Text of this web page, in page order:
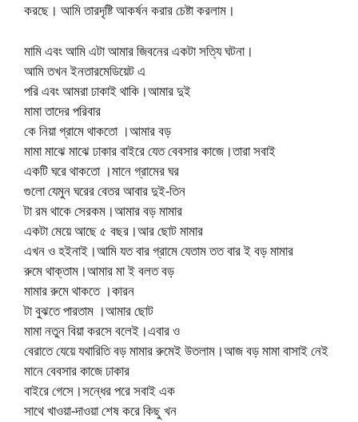
করছে। আমি তারদৃষ্টি আকর্ষন করার চেষ্টা করলাম।
মামি এবং আমি এটা আমার জিবনের একটা সত্যি ঘটনা।
আমি তখন ইনতারমেডিয়েট এ
পরি এবং আমরা ঢাকাই থাকি।আমার দুই
মামা তাদের পরিবার
কে নিয়া গ্রামে থাকতো ।আমার বড়
মামা মাঝে মাঝে ঢাকার বাইরে যেত বেবসার কাজে।তারা সবাই
একটি ঘরে থাকতো ।মানে গ্রামের ঘর
গুলো যেমুন ঘরের বেতর আবার দুই-তিন
টা রম থাকে সেরকম।আমার বড় মামার
একটা মেয়ে আছে ৫ বছর।আর ছোট মামার
এখন ও হইনাই।আমি যত বার গ্রামে যেতাম তত বার ই বড় মামার
রুমে থাক্তাম।আমার মা ই বলত বড়
মামার রুমে থাকতে ।কারন
টা বুঝতে পারতাম ।আমার ছোট
মামা নতুন বিয়া করসে বলেই।এবার ও
বেরাতে যেয়ে যথারিতি বড় মামার রুমেই উতলাম।আজ বড় মামা বাসাই নেই
মানে বেবসার কাজে ঢাকার
বাইরে গেসে।সন্ধের পরে সবাই এক
সাথে খাওয়া-দাওয়া শেষ করে কিছু খন